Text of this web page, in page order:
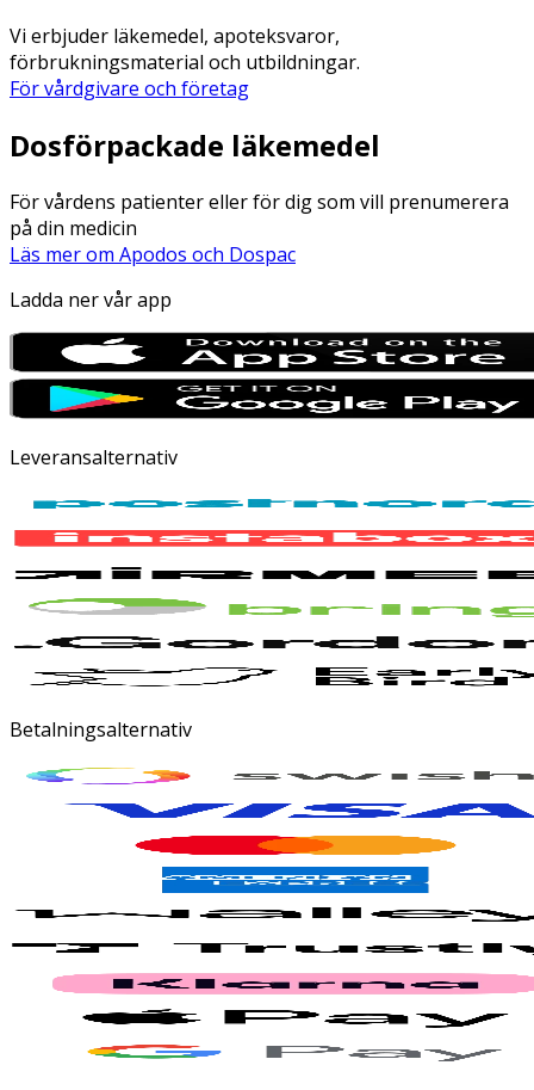
Vi erbjuder läkemedel, apoteksvaror,
förbrukningsmaterial och utbildningar.
För vårdgivare och företag
Dosförpackade läkemedel
För vårdens patienter eller för dig som vill prenumerera
på din medicin
Läs mer om Apodos och Dospac
Ladda ner vår app
Leveransalternativ
Betalningsalternativ